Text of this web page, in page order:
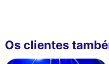
Os clientes